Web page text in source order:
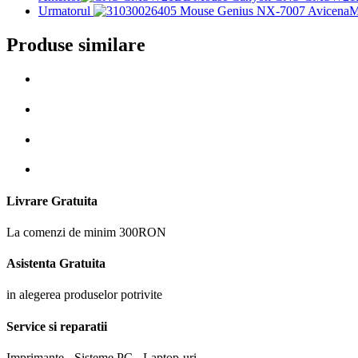
Urmatorul
Produse similare
Livrare Gratuita
La comenzi de minim 300RON
Asistenta Gratuita
in alegerea produselor potrivite
Service si reparatii